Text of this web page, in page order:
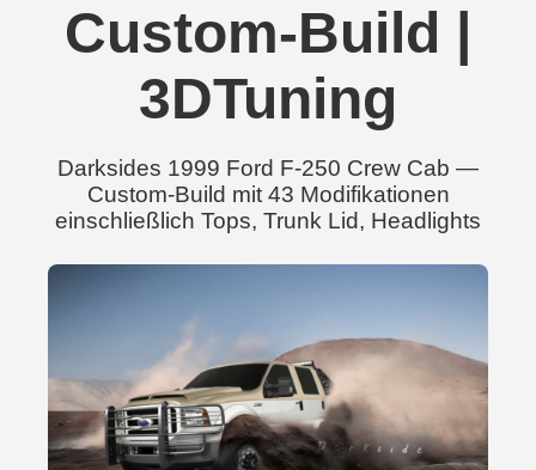
Custom-Build |
3DTuning
Darksides 1999 Ford F-250 Crew Cab —
Custom-Build mit 43 Modifikationen
einschließlich Tops, Trunk Lid, Headlights